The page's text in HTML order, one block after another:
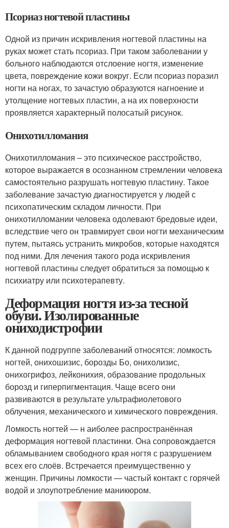
Псориаз ногтевой пластины
Одной из причин искривления ногтевой пластины на
руках может стать псориаз. При таком заболевании у
больного наблюдаются отслоение ногтя, изменение
цвета, повреждение кожи вокруг. Если псориаз поразил
ногти на ногах, то зачастую образуются нагноение и
утолщение ногтевых пластин, а на их поверхности
проявляется характерный полосатый рисунок.
Онихотилломания
Онихотилломания – это психическое расстройство,
которое выражается в осознанном стремлении человека
самостоятельно разрушать ногтевую пластину. Такое
заболевание зачастую диагностируется у людей с
психопатическим складом личности. При
онихотилломании человека одолевают бредовые идеи,
вследствие чего он травмирует свои ногти механическим
путем, пытаясь устранить микробов, которые находятся
под ними. Для лечения такого рода искривления
ногтевой пластины следует обратиться за помощью к
психиатру или психотерапевту.
Деформация ногтя из-за тесной
обуви. Изолированные
ониходистрофии
К данной подгруппе заболеваний относятся: ломкость
ногтей, онихошизис, борозды Бо, онихолизис,
онихогрифоз, лейконихия, образование продольных
борозд и гиперпигментация. Чаще всего они
развиваются в результате ультрафиолетового
облучения, механического и химического повреждения.
Ломкость ногтей — н аиболее распространённая
деформация ногтевой пластинки. Она сопровождается
обламыванием свободного края ногтя с разрушением
всех его слоёв. Встречается преимущественно у
женщин. Причины ломкости — частый контакт с горячей
водой и злоупотребление маникюром.